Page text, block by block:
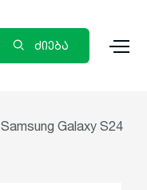
ძიება
Samsung Galaxy S24